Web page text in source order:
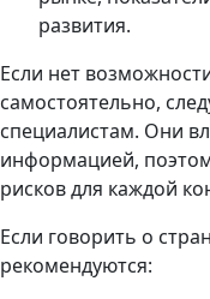
развития.
Если нет
самостоятельно,
специалистам. Они
информацией,
рисков для каждой
Если говорить о
рекомендуются: